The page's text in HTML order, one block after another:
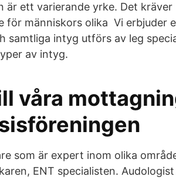
är ett varierande yrke. Det
för människors olika Vi erbjuder
samtliga intyg utförs av leg
av intyg.
våra
som är expert inom olika
ENT specialisten.